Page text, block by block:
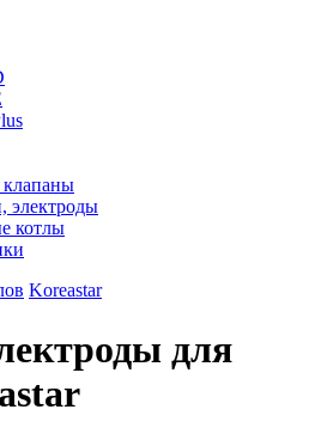
клапаны
электроды
котлы
Koreastar
для